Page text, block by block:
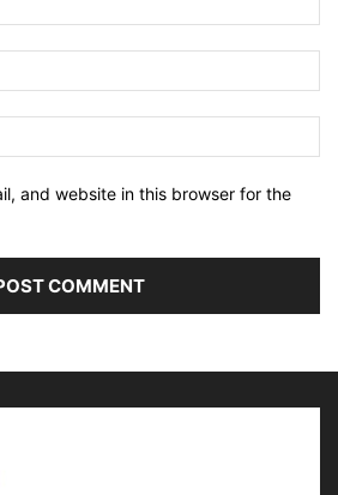
and website in this browser for the